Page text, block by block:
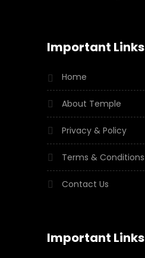
Important Links
Home
About Temple
Privacy & Policy
Terms & Conditions
Contact Us
Important Links